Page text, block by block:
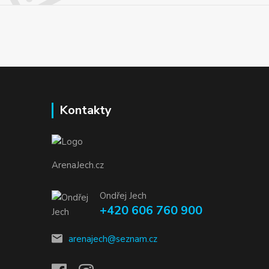
Kontakty
ArenaJech.cz
Ondřej Jech
+420 606 760 900
arenajech@seznam.cz